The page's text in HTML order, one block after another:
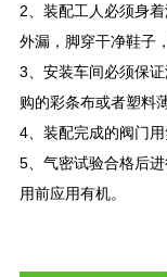
2、装配工人必须身
外漏，脚穿干净鞋子
3、安装车间必须保
购的彩条布或者塑料
4、装配完成的阀门
5、气密试验合格后
用前应用有机。